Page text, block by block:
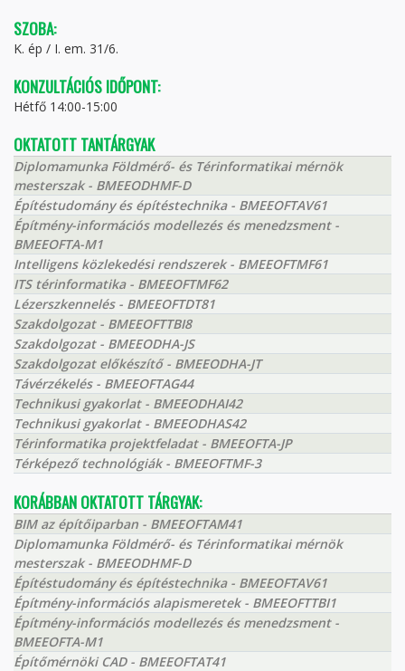
SZOBA:
K. ép / I. em. 31/6.
KONZULTÁCIÓS IDŐPONT:
Hétfő 14:00-15:00
OKTATOTT TANTÁRGYAK
Diplomamunka Földmérő- és Térinformatikai mérnök
mesterszak - BMEEODHMF-D
Építéstudomány és építéstechnika - BMEEOFTAV61
Építmény-információs modellezés és menedzsment -
BMEEOFTA-M1
Intelligens közlekedési rendszerek - BMEEOFTMF61
ITS térinformatika - BMEEOFTMF62
Lézerszkennelés - BMEEOFTDT81
Szakdolgozat - BMEEOFTTBI8
Szakdolgozat - BMEEODHA-JS
Szakdolgozat előkészítő - BMEEODHA-JT
Távérzékelés - BMEEOFTAG44
Technikusi gyakorlat - BMEEODHAI42
Technikusi gyakorlat - BMEEODHAS42
Térinformatika projektfeladat - BMEEOFTA-JP
Térképező technológiák - BMEEOFTMF-3
KORÁBBAN OKTATOTT TÁRGYAK:
BIM az építőiparban - BMEEOFTAM41
Diplomamunka Földmérő- és Térinformatikai mérnök
mesterszak - BMEEODHMF-D
Építéstudomány és építéstechnika - BMEEOFTAV61
Építmény-információs alapismeretek - BMEEOFTTBI1
Építmény-információs modellezés és menedzsment -
BMEEOFTA-M1
Építőmérnöki CAD - BMEEOFTAT41